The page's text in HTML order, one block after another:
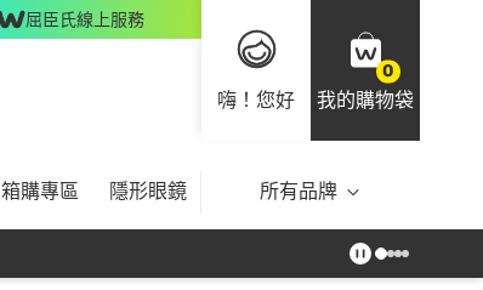
屈臣氏線上服務
嗨！您好
0
我的購物袋
箱購專區 隱形眼鏡 所有品牌